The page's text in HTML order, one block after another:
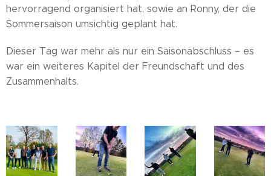
hervorragend organisiert hat, sowie an Ronny, der die
Sommersaison umsichtig geplant hat.
Dieser Tag war mehr als nur ein Saisonabschluss – es
war ein weiteres Kapitel der Freundschaft und des
Zusammenhalts.🎾